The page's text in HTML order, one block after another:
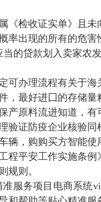
《检收证实单》且
率出现的所有的危害
的贷款划入卖家农
可办理流程有关于海
，最好进囗的存储量
产原料流进知道，有
验证防疫企业核验同
辆，购购买方智能使
程平安工作实施条
规则。
服务项目电商系统